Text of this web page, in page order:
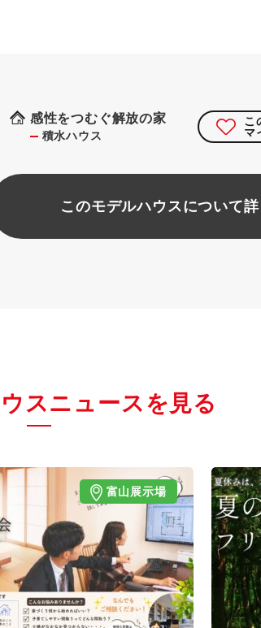
感性をつむぐ解放の家
積水ハウス
こ
マ
このモデルハウスについて
スニュースを見る
富山展示場